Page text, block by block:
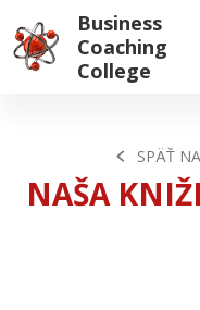
Business
Coaching
College
SPÄŤ
NAŠA